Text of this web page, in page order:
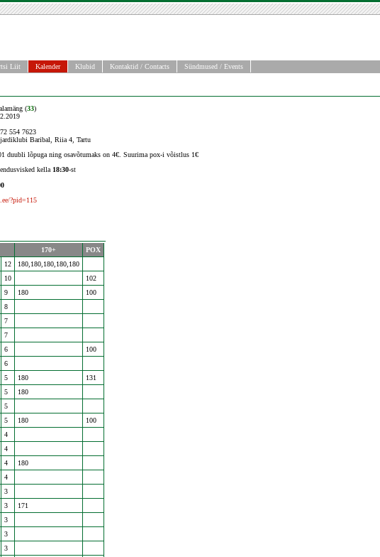
Liit Kalender Klubid Kontaktid / Contacts Sündmused / Events
(33)
554 7623
Baribal, Riia 4, Tartu
duubli lõpuga ning osavõtumaks on 4€. Suurima pox-i võistlus 1€
kella 18:30-st
?pid=115
170+
POX
12
180,180,180,180,180
10
102
9 180
100
8
7
7
6
100
6
5 180
131
5
180
5
5 180
100
4
4
4
180
4
3
3
171
3
3
3